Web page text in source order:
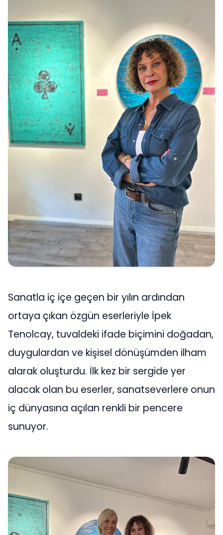
Sanatla iç içe geçen bir yılın ardından
ortaya çıkan özgün eserleriyle İpek
Tenolcay, tuvaldeki ifade biçimini doğadan,
duygulardan ve kişisel dönüşümden ilham
alarak oluşturdu. İlk kez bir sergide yer
alacak olan bu eserler, sanatseverlere onun
iç dünyasına açılan renkli bir pencere
sunuyor.